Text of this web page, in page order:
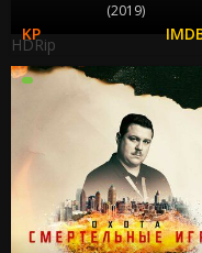
(2019)
HDRip